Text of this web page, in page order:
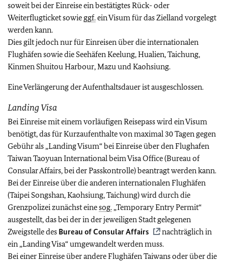
soweit bei der Einreise ein bestätigtes Rück- oder
Weiterflugticket sowie ggf.ein Visum für das Zielland vorgelegt
werden kann.
Dies gilt jedoch nur für Einreisen über die internationalen
Flughäfen sowie die Seehäfen Keelung, Hualien, Taichung,
Kinmen Shuitou Harbour, Mazu und Kaohsiung.
Eine Verlängerung der Aufenthaltsdauer ist ausgeschlossen.
Landing Visa
Bei Einreise mit einem vorläufigen Reisepass wird ein Visum
benötigt, das für Kurzaufenthalte von maximal 30 Tagen gegen
Gebühr als „Landing Visum“ bei Einreise über den Flughafen
Taiwan Taoyuan International beim Visa Office (Bureau of
Consular Affairs, bei der Passkontrolle) beantragt werden kann.
Bei der Einreise über die anderen internationalen Flughäfen
(Taipei Songshan, Kaohsiung, Taichung) wird durch die
Grenzpolizei zunächst einesog.„Temporary Entry Permit“
ausgestellt, das bei der in der jeweiligen Stadt gelegenen
Zweigstelle des Bureau of Consular Affairs
nachträglich in
ein „Landing Visa“ umgewandelt werden muss.
Bei einer Einreise über andere Flughäfen Taiwans oder über die